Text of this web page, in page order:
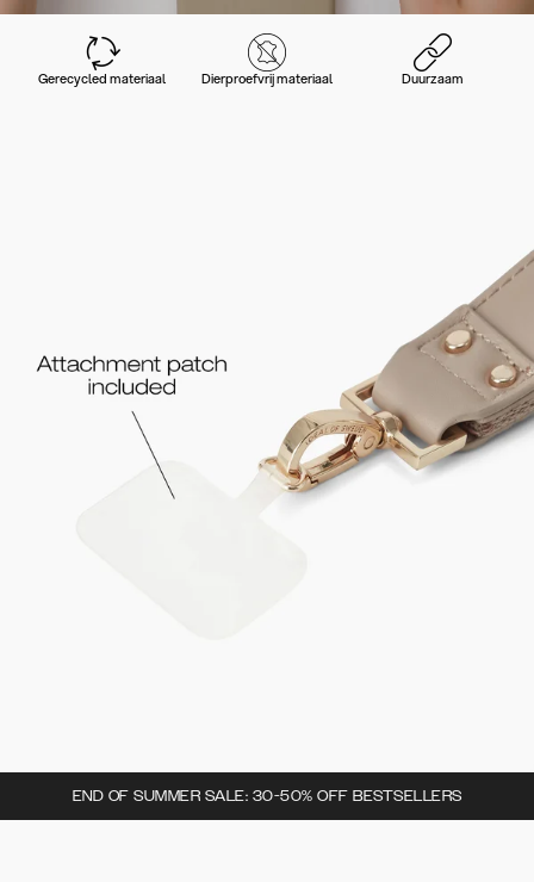
Gerecycled materiaal Dierproefvrij materiaal Duurzaam
END OF SUMMER SALE: 30-50% OFF BESTSELLERS